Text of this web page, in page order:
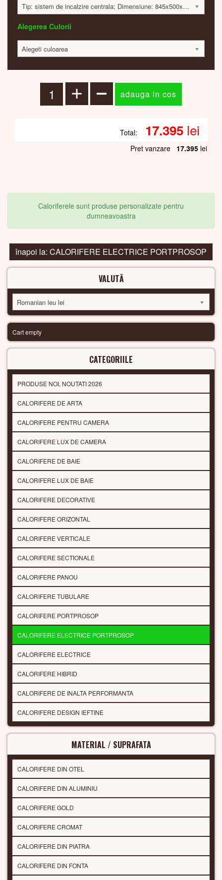
Tip: sistem de incalzire centrala; Dimensiune: 845x500x90mm; 386 Watt; 17335 lei
Alegerea Culorii
Alegeti culoarea
Total: 17.395 lei
Pret vanzare 17.395 lei
Caloriferele sunt produse personalizate pentru
dumneavoastra
înapoi la: CALORIFERE ELECTRICE PORTPROSOP
VALUTĂ
Romanian leu lei
Cart empty
CATEGORIILE
PRODUSE NOI, NOUTATI 2026
CALORIFERE DE ARTA
CALORIFERE PENTRU CAMERA
CALORIFERE LUX DE CAMERA
CALORIFERE DE BAIE
CALORIFERE LUX DE BAIE
CALORIFERE DECORATIVE
CALORIFERE ORIZONTAL
CALORIFERE VERTICALE
CALORIFERE SECTIONALE
CALORIFERE PANOU
CALORIFERE TUBULARE
CALORIFERE PORTPROSOP
CALORIFERE ELECTRICE PORTPROSOP
CALORIFERE ELECTRICE
CALORIFERE HIBRID
CALORIFERE DE INALTA PERFORMANTA
CALORIFERE DESIGN IEFTINE
MATERIAL / SUPRAFATA
CALORIFERE DIN OTEL
CALORIFERE DIN ALUMINIU
CALORIFERE GOLD
CALORIFERE CROMAT
CALORIFERE DIN PIATRA
CALORIFERE DIN FONTA